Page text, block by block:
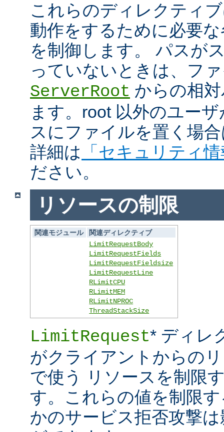
これらのディレクティ
動作をするために必要
を制御します。 パスが
っていないときは、フ
ServerRoot からの相
ます。root 以外のユー
スにファイルを置く場
詳細は
「セキュリティ
ださい。
リソースの制限
関連モジュール
関連ディレクティブ
LimitRequestBody
LimitRequestFields
LimitRequestFieldsize
LimitRequestLine
RLimitCPU
RLimitMEM
RLimitNPROC
ThreadStackSize
LimitRequest* ディレ
がクライアントからの
で使う リソースを制限
す。これらの値を制限
かのサービス拒否攻撃